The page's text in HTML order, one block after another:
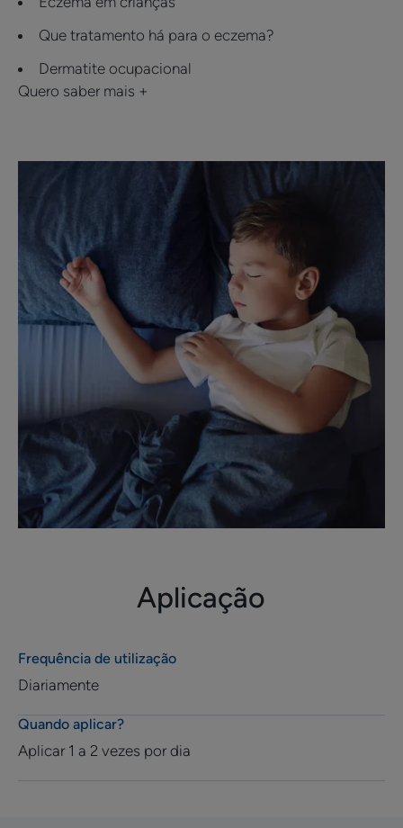
Que tratamento há para o eczema?
Dermatite ocupacional
Quero saber mais +
Aplicação
Frequência de utilização
Diariamente
Quando aplicar?
Aplicar 1 a 2 vezes por dia